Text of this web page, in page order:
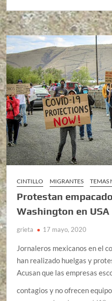
CINTILLO MIGRANTES TEMAS
Protestan
Washington en USA
grieta 17 mayo, 2020
Jornaleros mexicanos en el
han realizado huelgas y
Acusan que las empresas
contagios y no ofrecen equipo